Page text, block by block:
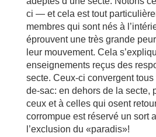
ci — et cela est tout
membres qui sont nés à
éprouvent une très grande
leur mouvement. Cela
enseignements reçus des
secte. Ceux-ci convergent
de-sac: en dehors de la secte,
ceux et à celles qui osent
corrompue est réservé un sort
l’exclusion du «paradis»!